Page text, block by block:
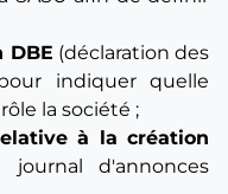
DBE (déclaration des
indiquer quelle
la société ;
à la création
d'annonces